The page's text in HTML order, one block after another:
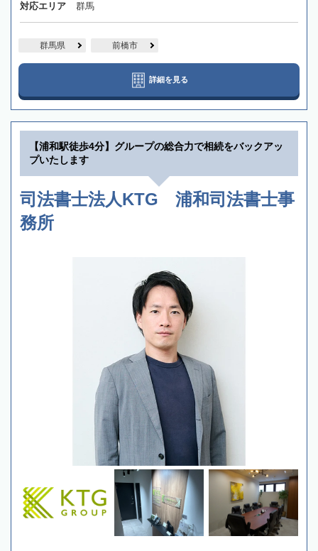
対応エリア 群馬
群馬県 前橋市
詳細を見る
【浦和駅徒歩4分】グループの総合力で相続をバックアッ
プいたします
司法書士法人KTG 浦和司法書士事
務所